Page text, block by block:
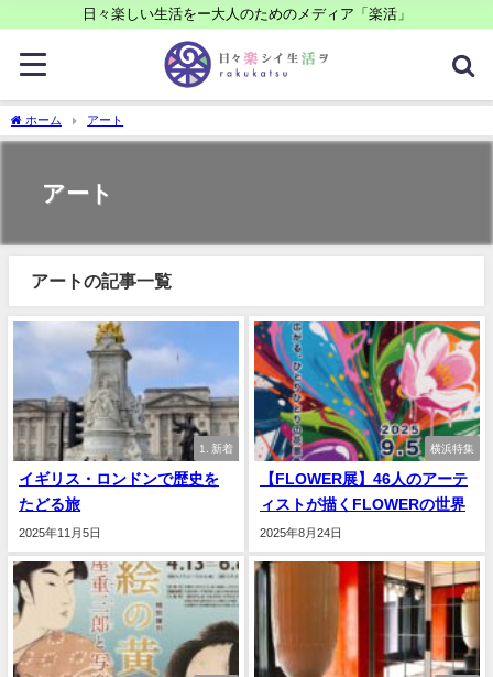
日々楽しい生活をー大人のためのメディア「楽活」
ホーム アート
アート
アートの記事一覧
1. 新着
イギリス・ロンドンで歴史を
たどる旅
2025年11月5日
横浜特集
【FLOWER展】46人のアーテ
ィストが描くFLOWERの世界
2025年8月24日